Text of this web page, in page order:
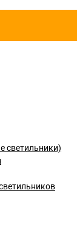
светильники)